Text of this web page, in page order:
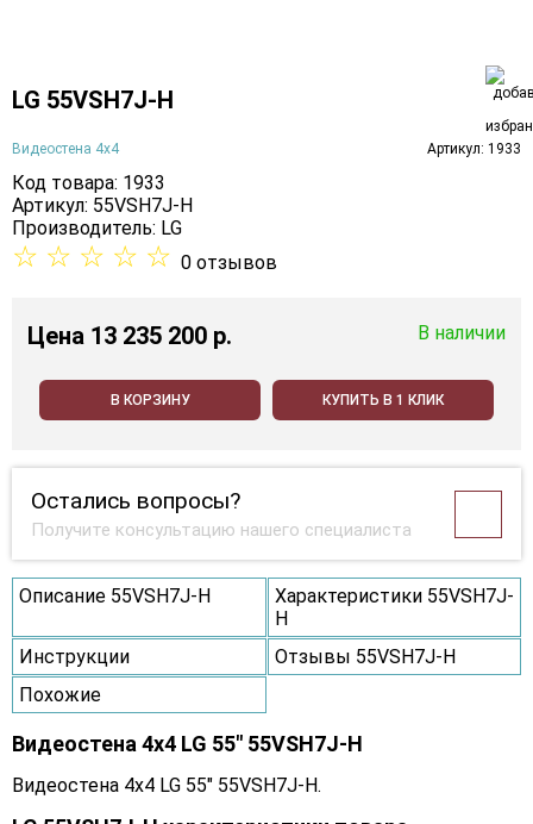
LG 55VSH7J-H
Видеостена 4х4 Артикул: 1933
Код товара: 1933
Артикул: 55VSH7J-H
Производитель: LG
☆ ☆ ☆ ☆ ☆ 0 отзывов
Цена 13 235 200 p. В наличии
В КОРЗИНУ КУПИТЬ В 1 КЛИК
Остались вопросы?
Получите консультацию нашего специалиста
Описание 55VSH7J-H
Характеристики 55VSH7J-
H
Инструкции
Отзывы 55VSH7J-H
Похожие
Видеостена 4x4 LG 55" 55VSH7J-H
Видеостена 4x4 LG 55" 55VSH7J-H.